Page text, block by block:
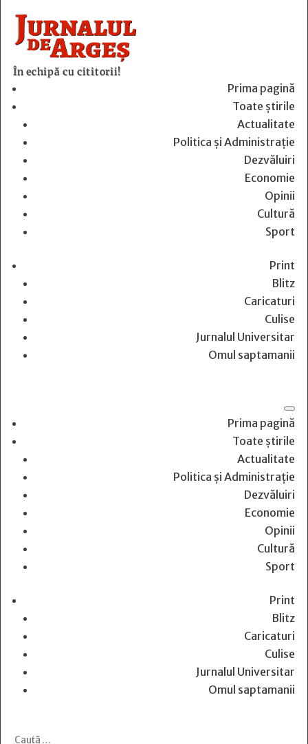
În echipă cu cititorii!
Prima pagină
Toate știrile
Actualitate
Politica și Administrație
Dezvăluiri
Economie
Opinii
Cultură
Sport
Print
Blitz
Caricaturi
Culise
Jurnalul Universitar
Omul saptamanii
Prima pagină
Toate știrile
Actualitate
Politica și Administrație
Dezvăluiri
Economie
Opinii
Cultură
Sport
Print
Blitz
Caricaturi
Culise
Jurnalul Universitar
Omul saptamanii